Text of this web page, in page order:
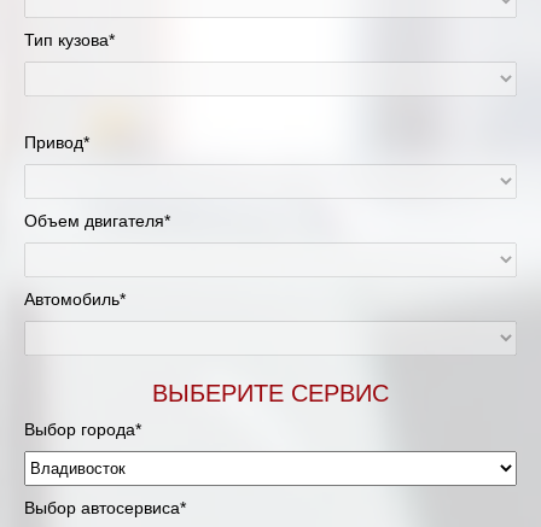
Тип кузова*
Привод*
Объем двигателя*
Автомобиль*
ВЫБЕРИТЕ СЕРВИС
Выбор города*
Выбор автосервиса*